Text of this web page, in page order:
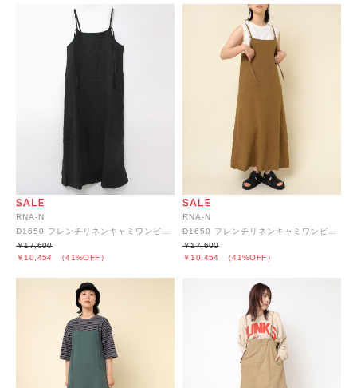
RNA-N
￥10,454 （41%OFF）
￥17,600
RNA-N
￥10,454 （41%OFF）
￥17,600